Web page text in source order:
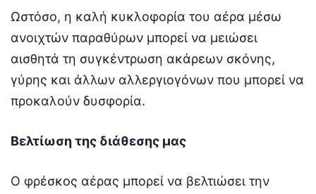
Ωστόσο, η καλή κυκλοφορία του αέρα μέσω
ανοιχτών παραθύρων μπορεί να μειώσει
αισθητά τη συγκέντρωση ακάρεων σκόνης,
γύρης και άλλων αλλεργιογόνων που μπορεί να
προκαλούν δυσφορία.
Βελτίωση της διάθεσης μας
Ο φρέσκος αέρας μπορεί να βελτιώσει την